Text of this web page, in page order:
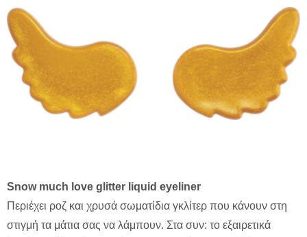
Snow much love glitter liquid eyeliner
Περιέχει ροζ και χρυσά σωματίδια γκλίτερ που κάνουν στη
στιγμή τα μάτια σας να λάμπουν. Στα συν: το εξαιρετικά